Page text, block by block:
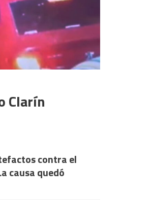
Clarín
contra el
causa quedó